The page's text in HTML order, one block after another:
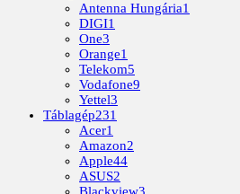
Antenna Hungária1
DIGI1
One3
Orange1
Telekom5
Vodafone9
Yettel3
Táblagép231
Acer1
Amazon2
Apple44
ASUS2